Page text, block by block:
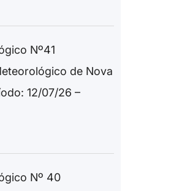
Nº41
de Nova
12/07/26 –
Nº 40